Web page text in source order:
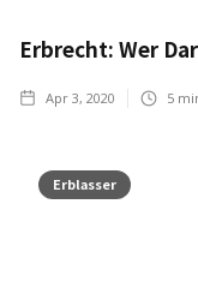
Erbrecht: Wer
Apr 3, 2020 5
Erblasser